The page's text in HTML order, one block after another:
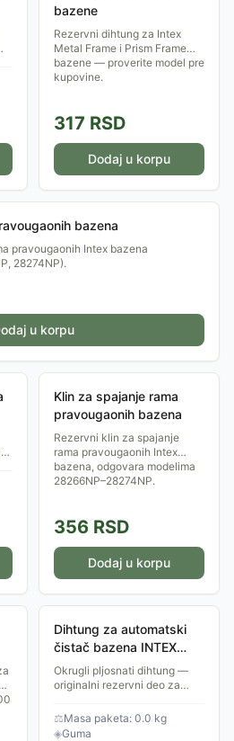
bazene
Rezervni dihtung za Intex
Metal Frame i Prism Frame
bazene — proverite model pre
kupovine.
317 RSD
Dodaj u korpu
bazena
pravougaonih Intex bazena
28274NP).
u korpu
Klin za spajanje rama
pravougaonih bazena
Rezervni klin za spajanje
rama pravougaonih Intex
bazena, odgovara modelima
28266NP–28274NP.
356 RSD
Dodaj u korpu
Dihtung za automatski
čistač bazena INTEX
28001 — okrugli pljosnati
(rezervni deo)
Okrugli pljosnati dihtung —
originalni rezervni deo za
INTEX 28001.
⚖Masa paketa: 0.0 kg
◈Guma